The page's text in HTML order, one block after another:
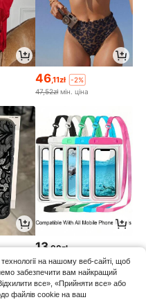
46,11zł
-2%
47,52zł мін. ціна
13,00zł
на нашому веб-сайті, щоб
забезпечити вам найкращий
все», «Прийняти все» або
файлів cookie на ваш